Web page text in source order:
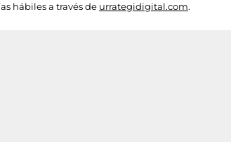
hábiles a través de urrategidigital.com.